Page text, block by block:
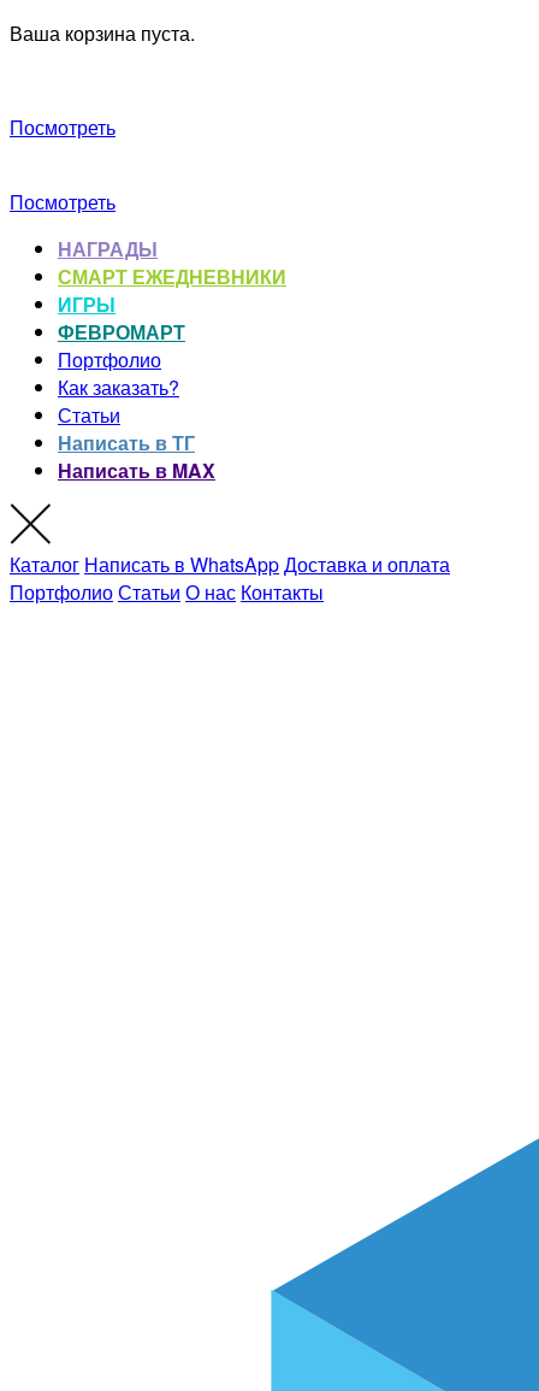
Ваша корзина пуста.
Посмотреть
Посмотреть
НАГРАДЫ
СМАРТ ЕЖЕДНЕВНИКИ
ИГРЫ
ФЕВРОМАРТ
Портфолио
Как заказать?
Статьи
Написать в ТГ
Написать в MAX
Каталог Написать в WhatsAppДоставка и оплата
ПортфолиоСтатьи О нас Контакты